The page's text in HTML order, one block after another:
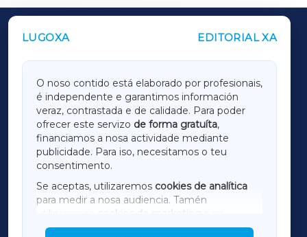
LUGOXA EDITORIAL XA
O noso contido está elaborado por profesionais,
é independente e garantimos información
veraz, contrastada e de calidade. Para poder
ofrecer este servizo de forma gratuíta,
financiamos a nosa actividade mediante
publicidade. Para iso, necesitamos o teu
consentimento.
Se aceptas, utilizaremos cookies de analítica
para medir a nosa audiencia. Tamén
utilizaremos
cookies de marketing
mostrar publicidade de terceiros.
OUTROS PERIÓDICOS
LUGOXA
TERRACHAXA
AMARIÑAXA